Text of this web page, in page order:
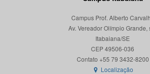
Campus Prof. Alberto
Av. Vereador Olímpio Grande,
Itabaiana/SE
CEP 49506-036
Localização